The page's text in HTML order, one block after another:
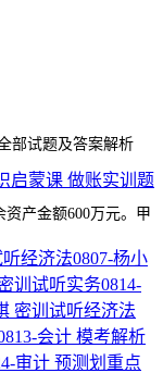
启蒙课 做账实训题
经济法0807-杨小
训试听实务0814-
密训试听经济法
会计 模考解析
审计 预测划重点
部试题及答案解析
产金额600万元。甲